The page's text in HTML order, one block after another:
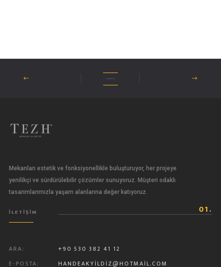
Mekanları estetik ve fonksiyonellikle buluşturuyor, her projeye
yenilikçi ve sürdürülebilir çözümler sunuyoruz. Müşteri odaklı
tasarımlarımızla yaşam alanlarına değer katıyoruz.
İLETİŞİM 01.
ARA:
+90 530 382 41 12
E-POSTA:
HANDEAKYILDIZ@HOTMAIL.COM